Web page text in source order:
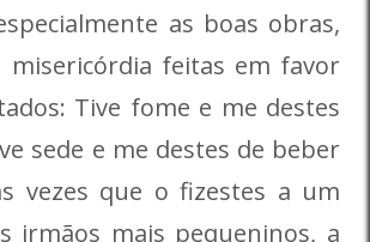
as boas obras,
misericórdia feitas em favor
Tive fome e me destes
sede e me destes de beber
vezes que o fizestes a um
irmãos mais pequeninos, a